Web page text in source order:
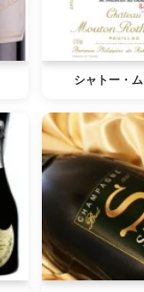
シャトー・